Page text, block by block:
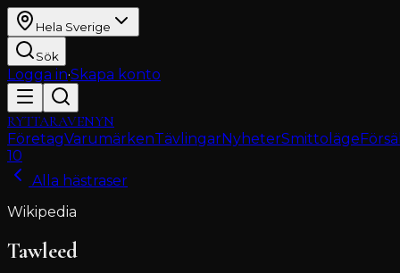
Hela Sverige
Sök
Logga in·Skapa konto
RYTTARAVENYN
FöretagVarumärkenTävlingarNyheterSmittoläge
10
Alla hästraser
Wikipedia
Tawleed